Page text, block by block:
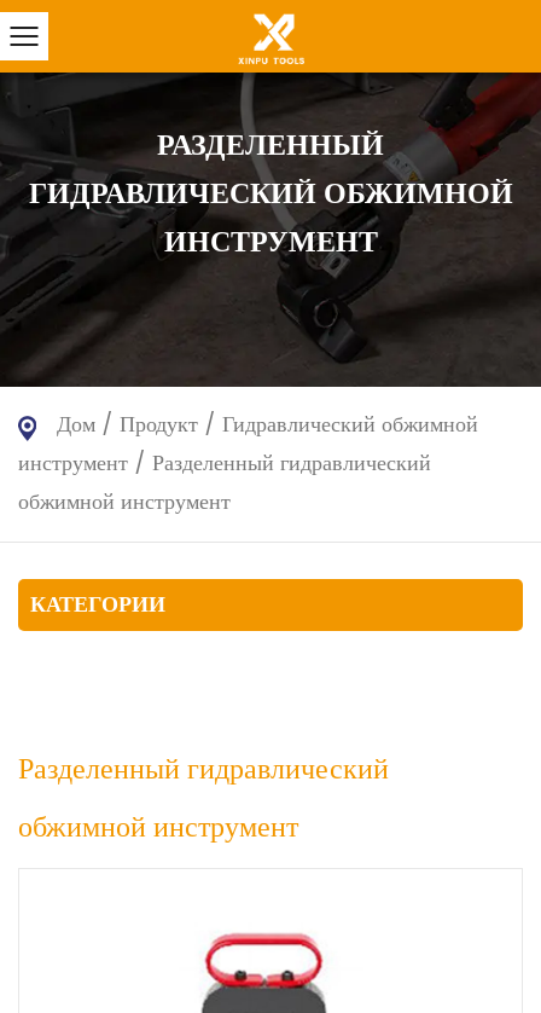
РАЗДЕЛЕННЫЙ
ГИДРАВЛИЧЕСКИЙ ОБЖИМНОЙ
ИНСТРУМЕНТ
Дом / Продукт / Гидравлический обжимной
инструмент / Разделенный гидравлический
обжимной инструмент
КАТЕГОРИИ
Разделенный гидравлический
обжимной инструмент